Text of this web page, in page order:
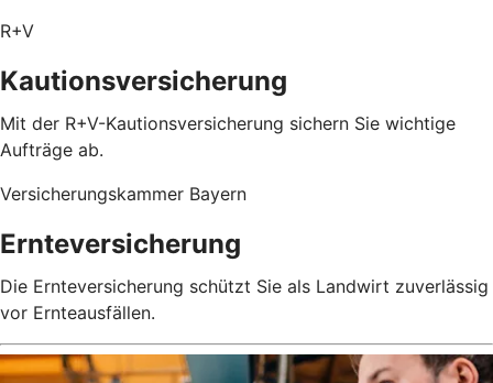
R+V
Kautionsversicherung
Mit der R+V-Kautionsversicherung sichern Sie wichtige
Aufträge ab.
Versicherungskammer Bayern
Ernteversicherung
Die Ernteversicherung schützt Sie als Landwirt zuverlässig
vor Ernteausfällen.